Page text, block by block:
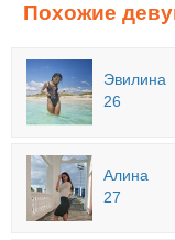
Похожие
Эвилина
26
Алина
27